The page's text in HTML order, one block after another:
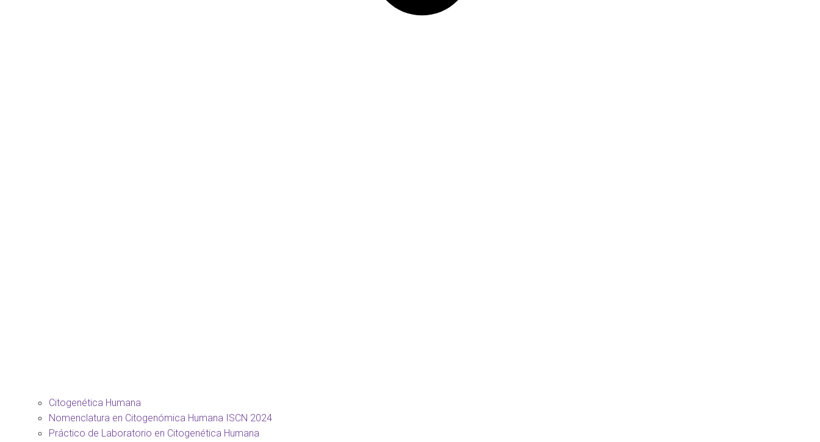
Citogenética Humana
Nomenclatura en Citogenómica Humana ISCN 2024
Práctico de Laboratorio en Citogenética Humana